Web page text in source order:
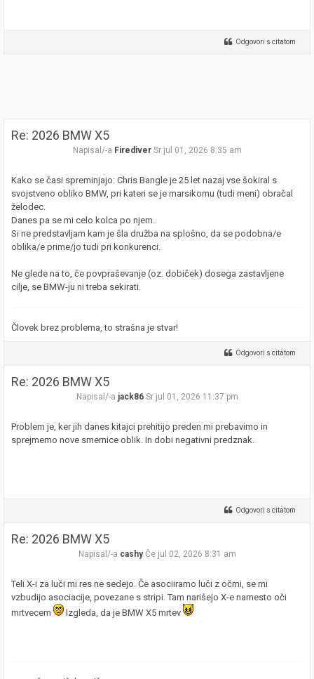
Odgovori s citatom
Re: 2026 BMW X5
Napisal/-a Firediver Sr jul 01, 2026 8:35 am
Kako se časi spreminjajo: Chris Bangle je 25 let nazaj vse šokiral s
svojstveno obliko BMW, pri kateri se je marsikomu (tudi meni) obračal
želodec.
Danes pa se mi celo kolca po njem.
Si ne predstavljam kam je šla družba na splošno, da se podobna/e
oblika/e prime/jo tudi pri konkurenci.
Ne glede na to, če povpraševanje (oz. dobiček) dosega zastavljene
cilje, se BMW-ju ni treba sekirati.
Človek brez problema, to strašna je stvar!
Odgovori s citatom
Re: 2026 BMW X5
Napisal/-a jack86 Sr jul 01, 2026 11:37 pm
Problem je, ker jih danes kitajci prehitijo preden mi prebavimo in
sprejmemo nove smernice oblik. In dobi negativni predznak.
Odgovori s citatom
Re: 2026 BMW X5
Napisal/-a cashy Če jul 02, 2026 8:31 am
Teli X-i za luči mi res ne sedejo. Če asociiramo luči z očmi, se mi
vzbudijo asociacije, povezane s stripi. Tam narišejo X-e namesto oči
mrtvecem
Izgleda, da je BMW X5 mrtev